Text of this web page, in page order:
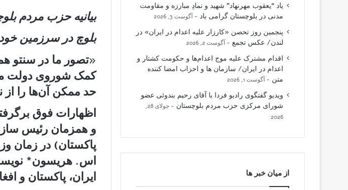
بیانیه حزب مردم
بلوچ در سرزمین
«تصور ما در سنتو
کمک شوروی دولت
حد ممکن آن‌ها را
اظهارات فوق
و همزمان رئیس
پاکستان) در زمان
اس. هریسون*
ایران، پاکستان و
یاد “یعقوب مهرنهاد” شهید و نمادِ مبارزه و مقاومت
مدنی در بلوچستان گرامی باد
آگوست 3, 2026
پنجمین روز تحصن «کارزار علیه اعدام در ایران» در
لندن/ عکس تجمع
آگوست 2, 2026
اقدام مشترک علیه موج اعدام‌ها و حکومت کشتار و
اعدام در ایران/ سازمان ها و احزاب امضا کننده
متن
آگوست 1, 2026
ویدیو گفتگوی رادیو فردا با آقای رحیم بندوئی عضو
شورای مرکزی حزب مردم بلوچستان
جولای 28,
2026
از میان خبر ها